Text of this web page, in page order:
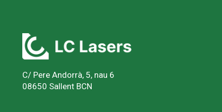
C/ Pere Andorrà, 5, nau 6
08650 Sallent BCN